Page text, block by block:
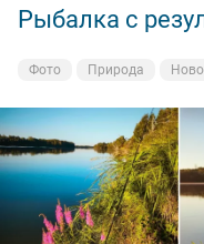
Рыбалка с
Фото Природа